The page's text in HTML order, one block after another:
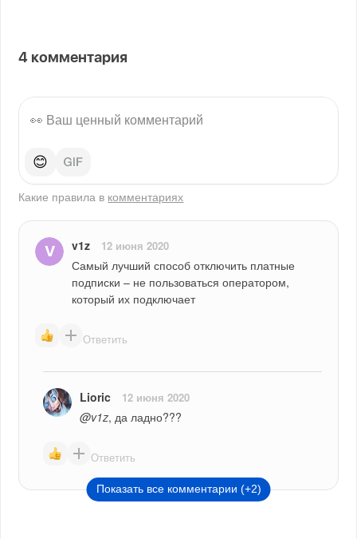
4 комментария
😊
Какие правила в комментариях
v1z 12 июня 2020
Самый лучший способ отключить платные
подписки – не пользоваться оператором,
который их подключает
Ответить
Lioric 12 июня 2020
@v1z, да ладно???
Ответить
Показать все комментарии (+2)